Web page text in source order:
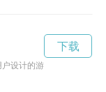
设计的游戏加速器，能
下载